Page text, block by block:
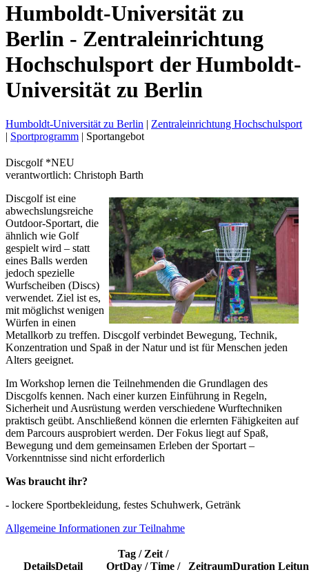
Humboldt-Universität zu
Berlin - Zentraleinrichtung
Hochschulsport der Humboldt-
Universität zu Berlin
Humboldt-Universität zu Berlin | Zentraleinrichtung Hochschulsport
| Sportprogramm | Sportangebot
Discgolf *NEU
verantwortlich: Christoph Barth
Discgolf ist eine
abwechslungsreiche
Outdoor-Sportart, die
ähnlich wie Golf
gespielt wird – statt
eines Balls werden
jedoch spezielle
Wurfscheiben (Discs)
verwendet. Ziel ist es,
mit möglichst wenigen
Würfen in einen
Metallkorb zu treffen. Discgolf verbindet Bewegung, Technik,
Konzentration und Spaß in der Natur und ist für Menschen jeden
Alters geeignet.
Im Workshop lernen die Teilnehmenden die Grundlagen des
Discgolfs kennen. Nach einer kurzen Einführung in Regeln,
Sicherheit und Ausrüstung werden verschiedene Wurftechniken
praktisch geübt. Anschließend können die erlernten Fähigkeiten auf
dem Parcours ausprobiert werden. Der Fokus liegt auf Spaß,
Bewegung und dem gemeinsamen Erleben der Sportart –
Vorkenntnisse sind nicht erforderlich
Was braucht ihr?
- lockere Sportbekleidung, festes Schuhwerk, Getränk
Allgemeine Informationen zur Teilnahme
DetailsDetail
Tag / Zeit /
OrtDay / Time /
ZeitraumDuration